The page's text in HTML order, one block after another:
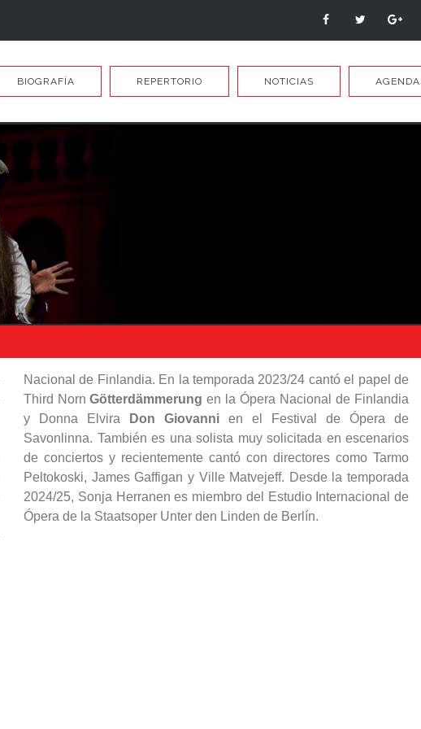
BIOGRAFÍA REPERTORIO NOTICIAS AGENDA
Nacional de Finlandia. En la temporada 2023/24 cantó el papel de
Third Norn Götterdämmerung en la Ópera Nacional de Finlandia
y Donna Elvira
Don Giovanni en el Festival de Ópera de
Savonlinna. También es una solista muy solicitada en escenarios
de conciertos y recientemente cantó con directores como Tarmo
Peltokoski, James Gaffigan y Ville Matvejeff. Desde la temporada
2024/25, Sonja Herranen es miembro del Estudio Internacional de
Ópera de la Staatsoper Unter den Linden de Berlín.